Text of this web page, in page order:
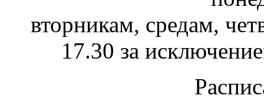
вторникам, средам,
17.30 за